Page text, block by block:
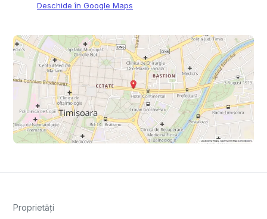
Deschide în Google Maps
Proprietăți